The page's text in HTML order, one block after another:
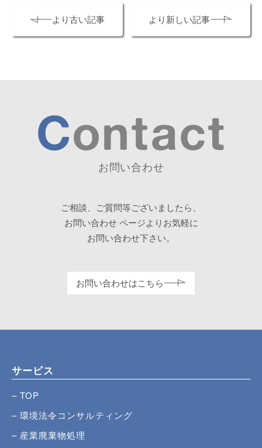
より古い記事 より新しい記事
お問い合わせ
ご相談、ご質問等ございましたら、
お問い合わせページよりお気軽に
お問い合わせ下さい。
お問い合わせはこちら
サービス
TOP
環境法令コンサルティング
産業廃棄物処理